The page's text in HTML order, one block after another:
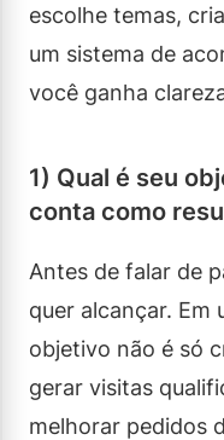
escolhe temas,
um sistema de
você ganha
1) Qual é seu
conta como
Antes de falar de
quer alcançar. Em
objetivo não é só
gerar visitas
melhorar pedidos